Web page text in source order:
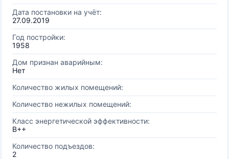
Дата постановки на учёт:
27.09.2019
Год постройки:
1958
Дом признан аварийным:
Нет
Количество жилых помещений:
Количество нежилых помещений:
Класс энергетической эффективности:
B++
Количество подъездов:
2